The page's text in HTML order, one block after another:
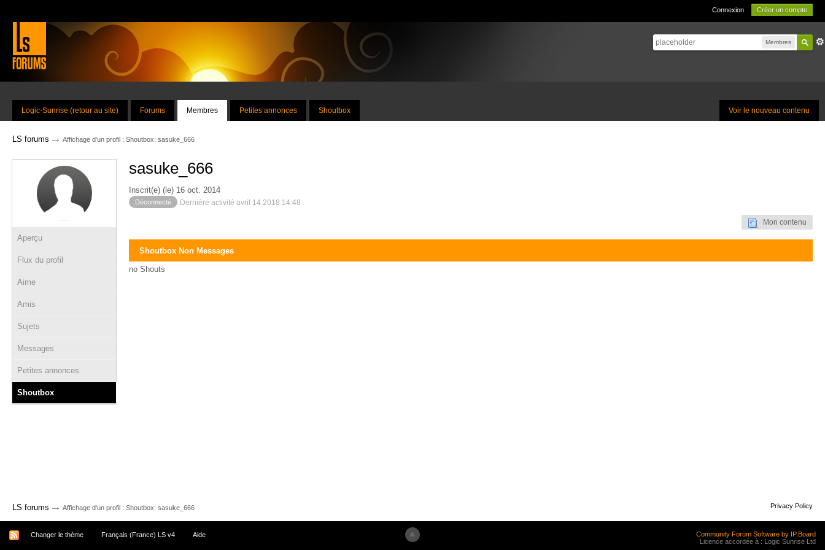
Connexion Créer un compte
Membres
Voir le nouveau contenu
Logic-Sunrise (retour au site) Forums Membres Petites annonces Shoutbox
LS forums → Affichage d'un profil : Shoutbox: sasuke_666
Aperçu
Flux du profil
Aime
Amis
Sujets
Messages
Petites annonces
Shoutbox
sasuke_666
Inscrit(e) (le) 16 oct. 2014
Déconnecté Dernière activité avril 14 2018 14:48
Mon contenu
Shoutbox Non Messages
no Shouts
LS forums → Affichage d'un profil : Shoutbox: sasuke_666 Privacy Policy
Changer le thème Français (France) LS v4 Aide
Community Forum Software by IP.Board
Licence accordée à : Logic Sunrise Ltd